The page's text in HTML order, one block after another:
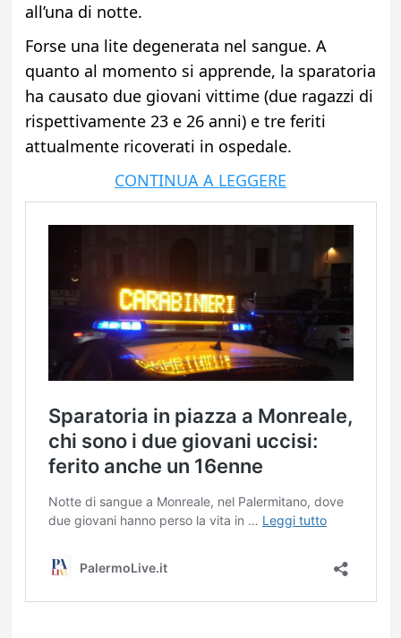
all’una di notte.
Forse una lite degenerata nel sangue. A
quanto al momento si apprende, la sparatoria
ha causato due giovani vittime (due ragazzi di
rispettivamente 23 e 26 anni) e tre feriti
attualmente ricoverati in ospedale.
CONTINUA A LEGGERE